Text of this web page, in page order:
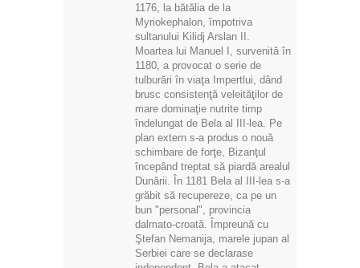
1176, la bătălia de la
Myriokephalon, împotriva
sultanului Kilidj Arslan II.
Moartea lui Manuel I, survenită în
1180, a provocat o serie de
tulburări în viaţa Impertlui, dând
brusc consistenţă veleităţilor de
mare dominaţie nutrite timp
îndelungat de Bela al III-lea. Pe
plan extern s-a produs o nouă
schimbare de forţe, Bizanţul
începând treptat să piardă arealul
Dunării. În 1181 Bela al III-lea s-a
grăbit să recupereze, ca pe un
bun "personal", provincia
dalmato-croată. Împreună cu
Ştefan Nemanija, marele jupan al
Serbiei care se declarase